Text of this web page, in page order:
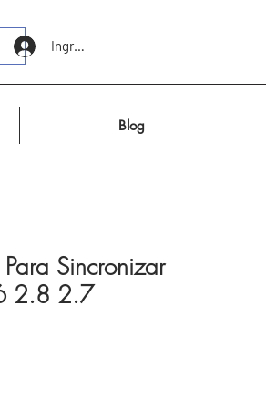
Ingresar
Blog
Sincronizar
2.8 2.7